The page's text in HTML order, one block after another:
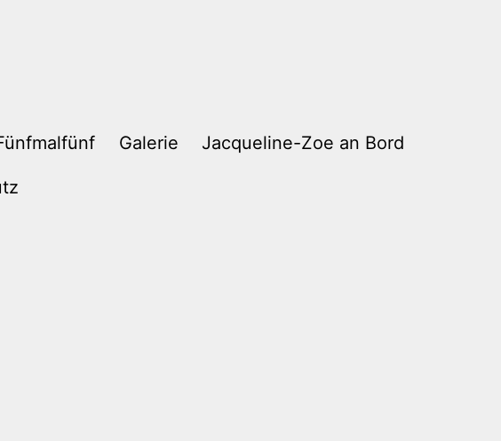
Galerie Jacqueline-Zoe an Bord